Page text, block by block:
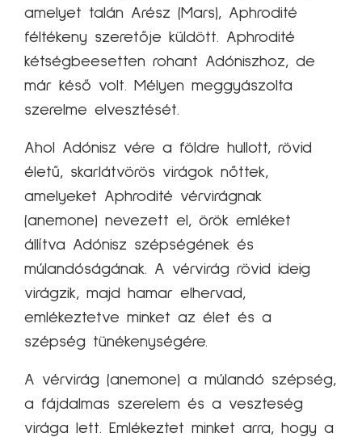
amelyet talán Arész (Mars), Aphrodité
féltékeny szeretője küldött. Aphrodité
kétségbeesetten rohant Adóniszhoz, de
már késő volt. Mélyen meggyászolta
szerelme elvesztését.
Ahol Adónisz vére a földre hullott, rövid
életű, skarlátvörös virágok nőttek,
amelyeket Aphrodité vérvirágnak
(anemone) nevezett el, örök emléket
állítva Adónisz szépségének és
múlandóságának. A vérvirág rövid ideig
virágzik, majd hamar elhervad,
emlékeztetve minket az élet és a
szépség tünékenységére.
A vérvirág (anemone) a múlandó szépség,
a fájdalmas szerelem és a veszteség
virága lett. Emlékeztet minket arra, hogy a